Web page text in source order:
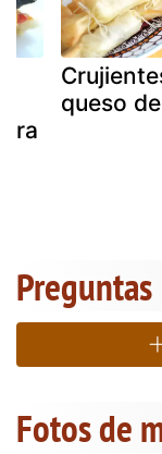
queso
Preguntas
Fotos de